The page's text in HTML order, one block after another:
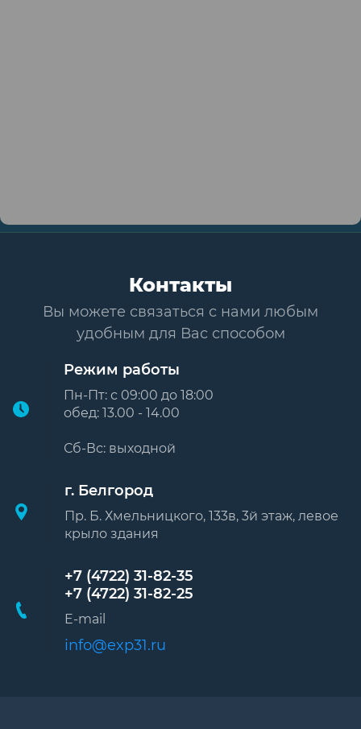
Контакты
Вы можете связаться с нами любым
удобным для Вас способом
Режим работы
Пн-Пт: с 09:00 до 18:00
обед: 13.00 - 14.00
Сб-Вс: выходной
г. Белгород
Пр. Б. Хмельницкого, 133в, 3й этаж, левое
крыло здания
+7 (4722) 31-82-35
+7 (4722) 31-82-25
E-mail
info@exp31.ru